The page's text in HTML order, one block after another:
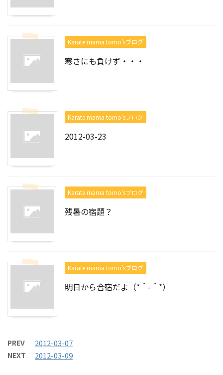
Karate mama tomo’sブログ
寒さにも負けず・・・
Karate mama tomo’sブログ
2012-03-23
Karate mama tomo’sブログ
残暑の宿題？
Karate mama tomo’sブログ
明日から合宿だよ（*＾-＾*）
PREV 2012-03-07
NEXT 2012-03-09